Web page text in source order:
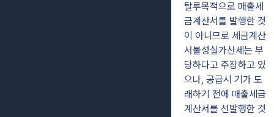
탈루목적으로 매출세
금계산서를 발행한 것
이 아니므로 세금계산
서불성실가산세는 부
당하다고 주장하고 있
으나, 공급시 기가 도
래하기 전에 매출세금
계산서를 선발행한 것